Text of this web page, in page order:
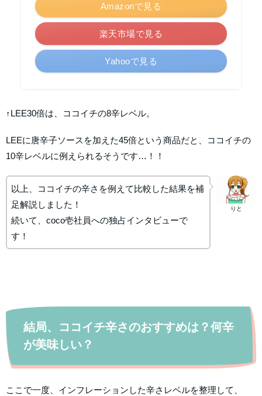
Amazonで見る
楽天市場で見る
Yahooで見る
↑LEE30倍は、ココイチの8辛レベル。
LEEに唐辛子ソースを加えた45倍という商品だと、ココイチの
10辛レベルに例えられるそうです…！！
りと
以上、ココイチの辛さを例えて比較した結果を補
足解説しました！
続いて、coco壱社員への独占インタビューで
す！
結局、ココイチ辛さのおすすめは？何辛
が美味しい？
ここで一度、インフレーションした辛さレベルを整理して、